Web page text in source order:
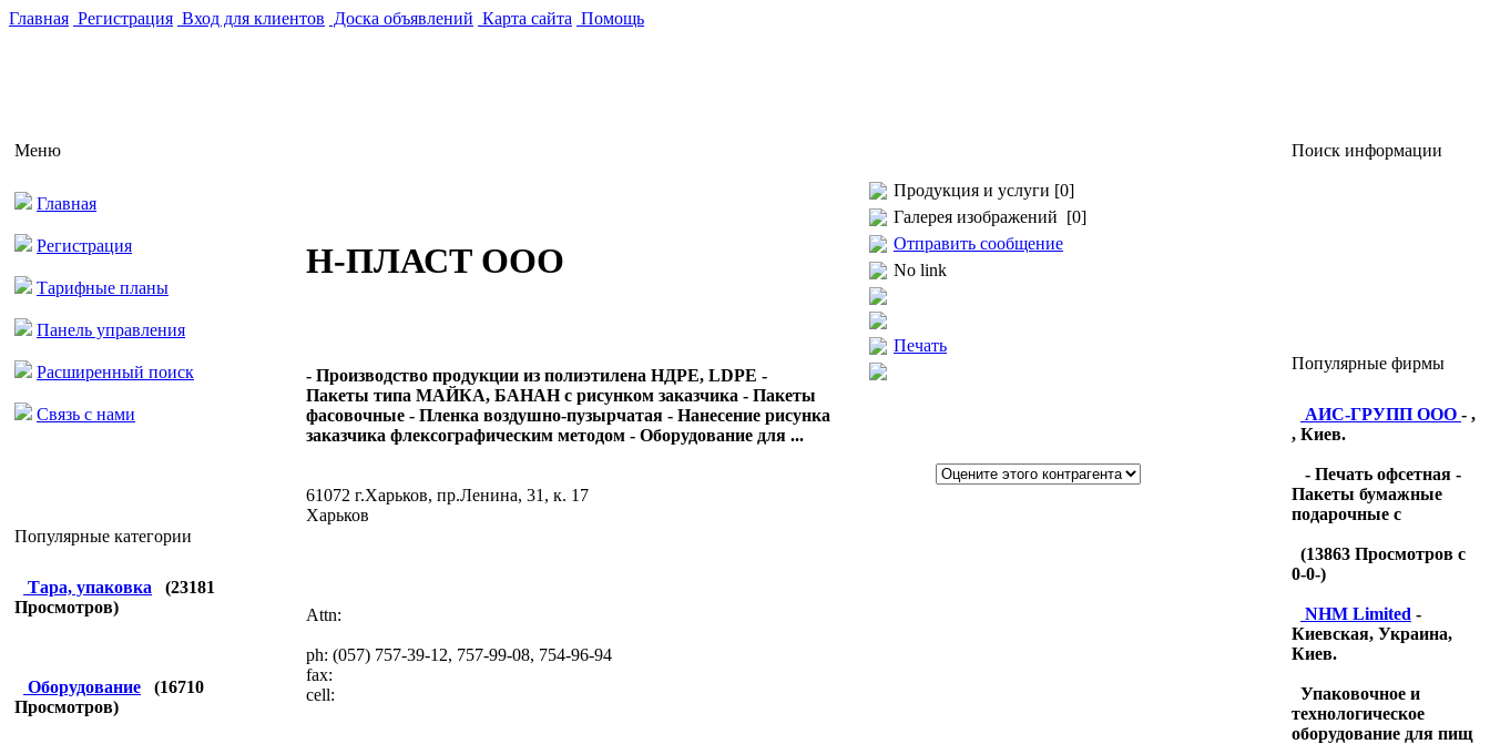
Главная Регистрация Вход для клиентов Доска объявлений Карта сайта Помощь
Меню
Главная
Регистрация
Тарифные планы
Панель управления
Расширенный поиск
Связь с нами
Популярные категории
Тара, упаковка (23181
Просмотров)
Оборудование (16710
Просмотров)
Н-ПЛАСТ ООО
- Производство продукции из полиэтилена НДРЕ, LDPE -
Пакеты типа МАЙКА, БАНАН с рисунком заказчика - Пакеты
фасовочные - Пленка воздушно-пузырчатая - Нанесение рисунка
заказчика флексографическим методом - Оборудование для ...
61072 г.Харьков, пр.Ленина, 31, к. 17
Харьков
Attn:
ph: (057) 757-39-12, 757-99-08, 754-96-94
fax:
cell:
Продукция и услуги [0]
Галерея изображений [0]
Отправить сообщение
No link
Печать
Поиск информации
Популярные фирмы
АИС-ГРУПП ООО - ,
, Киев.
- Печать офсетная -
Пакеты бумажные
подарочные с
(13863 Просмотров с
0-0-)
NHM Limited -
Киевская, Украина,
Киев.
Упаковочное и
технологическое
оборудование для пищ